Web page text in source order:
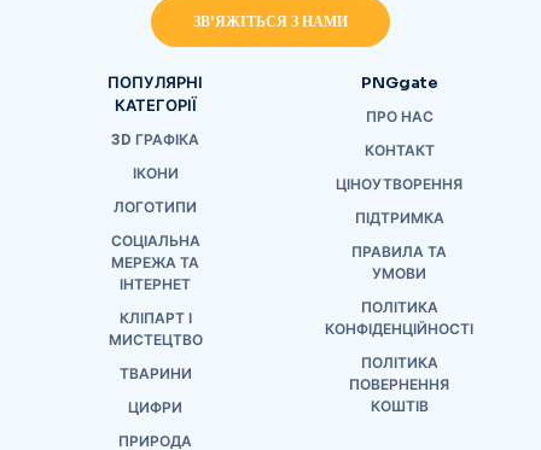
ЗВ'ЯЖІТЬСЯ З НАМИ
ПОПУЛЯРНІ
КАТЕГОРІЇ
3D ГРАФІКА
ІКОНИ
ЛОГОТИПИ
СОЦІАЛЬНА
МЕРЕЖА ТА
ІНТЕРНЕТ
КЛІПАРТ І
МИСТЕЦТВО
ТВАРИНИ
ЦИФРИ
ПРИРОДА
PNGgate
ПРО НАС
КОНТАКТ
ЦІНОУТВОРЕННЯ
ПІДТРИМКА
ПРАВИЛА ТА
УМОВИ
ПОЛІТИКА
КОНФІДЕНЦІЙНОСТІ
ПОЛІТИКА
ПОВЕРНЕННЯ
КОШТІВ